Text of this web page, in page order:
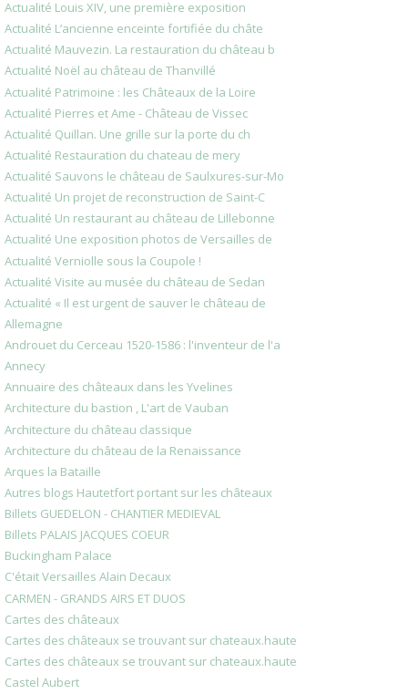
Actualité Louis XIV, une première exposition
Actualité L’ancienne enceinte fortifiée du châte
Actualité Mauvezin. La restauration du château b
Actualité Noël au château de Thanvillé
Actualité Patrimoine : les Châteaux de la Loire
Actualité Pierres et Ame - Château de Vissec
Actualité Quillan. Une grille sur la porte du ch
Actualité Restauration du chateau de mery
Actualité Sauvons le château de Saulxures-sur-Mo
Actualité Un projet de reconstruction de Saint-C
Actualité Un restaurant au château de Lillebonne
Actualité Une exposition photos de Versailles de
Actualité Verniolle sous la Coupole !
Actualité Visite au musée du château de Sedan
Actualité « Il est urgent de sauver le château de
Allemagne
Androuet du Cerceau 1520-1586 : l'inventeur de l'a
Annecy
Annuaire des châteaux dans les Yvelines
Architecture du bastion , L'art de Vauban
Architecture du château classique
Architecture du château de la Renaissance
Arques la Bataille
Autres blogs Hautetfort portant sur les châteaux
Billets GUEDELON - CHANTIER MEDIEVAL
Billets PALAIS JACQUES COEUR
Buckingham Palace
C'était Versailles Alain Decaux
CARMEN - GRANDS AIRS ET DUOS
Cartes des châteaux
Cartes des châteaux se trouvant sur chateaux.haute
Cartes des châteaux se trouvant sur chateaux.haute
Castel Aubert